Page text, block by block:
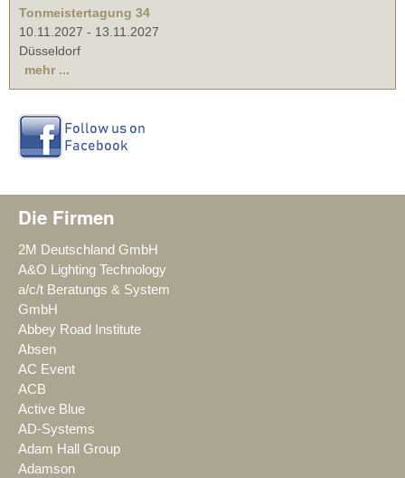
Tonmeistertagung 34
10.11.2027 - 13.11.2027
Düsseldorf
mehr ...
Die Firmen
2M Deutschland GmbH
A&O Lighting Technology
a/c/t Beratungs & System
GmbH
Abbey Road Institute
Absen
AC Event
ACB
Active Blue
AD-Systems
Adam Hall Group
Adamson